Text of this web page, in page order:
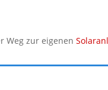
Weg zur eigenen